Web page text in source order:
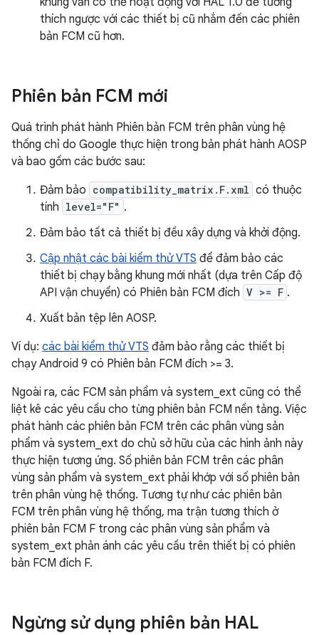
thích ngược với các thiết bị cũ nhắm đến các phiên
bản FCM cũ hơn.
Phiên bản FCM mới
Quá trình phát hành Phiên bản FCM trên phân vùng hệ
thống chỉ do Google thực hiện trong bản phát hành AOSP
và bao gồm các bước sau:
Đảm bảo compatibility_matrix.F.xml có thuộc
tính level="F" .
Đảm bảo tất cả thiết bị đều xây dựng và khởi động.
Cập nhật các bài kiểm thử VTS để đảm bảo các
thiết bị chạy bằng khung mới nhất (dựa trên Cấp độ
API vận chuyển) có Phiên bản FCM đích V >= F .
Xuất bản tệp lên AOSP.
Ví dụ: các bài kiểm thử VTS đảm bảo rằng các thiết bị
chạy Android 9 có Phiên bản FCM đích >= 3.
Ngoài ra, các FCM sản phẩm và system_ext cũng có thể
liệt kê các yêu cầu cho từng phiên bản FCM nền tảng. Việc
phát hành các phiên bản FCM trên các phân vùng sản
phẩm và system_ext do chủ sở hữu của các hình ảnh này
thực hiện tương ứng. Số phiên bản FCM trên các phân
vùng sản phẩm và system_ext phải khớp với số phiên bản
trên phân vùng hệ thống. Tương tự như các phiên bản
FCM trên phân vùng hệ thống, ma trận tương thích ở
phiên bản FCM F trong các phân vùng sản phẩm và
system_ext phản ánh các yêu cầu trên thiết bị có phiên
bản FCM đích F.
Ngừng sử dụng phiên bản HAL